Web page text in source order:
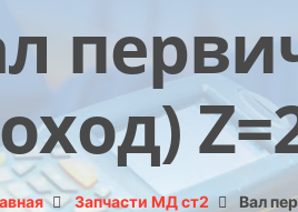
Запчасти МД ст2 Вал